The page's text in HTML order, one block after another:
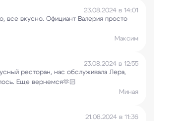
23.08.2024 в 14:01
все вкусно. Официант Валерия просто
Максим
23.08.2024 в 12:55
ресторан, нас обслуживала Лера,
Еще вернемся🫶🏻
Миная
21.08.2024 в 11:36